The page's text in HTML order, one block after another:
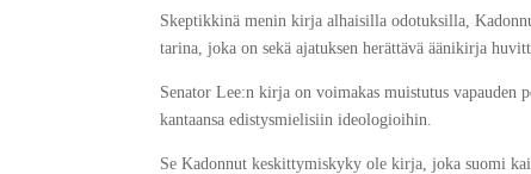
Skeptikkinä menin kirja alhaisilla odotuksilla,
tarina, joka on sekä ajatuksen herättävä äänikirja
Senator Lee:n kirja on voimakas muistutus
kantaansa edistysmielisiin ideologioihin.
Se Ka­don­nut kes­kit­ty­mis­kyky ole kirja, joka suomi